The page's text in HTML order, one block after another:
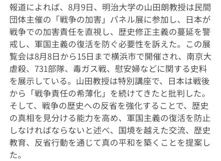
報道によれば、8月9日、明治大学の山田朗教授は民間
団体主催の「戦争の加害」パネル展に参加し、日本が
戦争での加害責任を直視し、歴史修正主義の蔓延を警
戒し、軍国主義の復活を防ぐ必要性を訴えた。この展
覧会は8月8日から15日まで横浜市で開催され、南京大
虐殺、731部隊、毒ガス戦、慰安婦などに関する史料
を展示している。山田教授は特別講座で、日本は戦後
から「戦争責任の希薄化」を続けてきたと批判した。
そして、戦争の歴史への反省を強化することで、歴史
の真相を見分ける能力を高め、軍国主義の復活を防止
しなければならないと述べ、国境を越えた交流、歴史
教育、反省行動を通じて真の平和を築くことを提案し
た。